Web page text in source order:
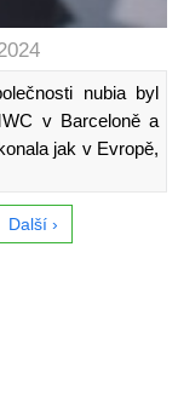
nubia byl
v Barceloně a
jak v Evropě,
Další ›